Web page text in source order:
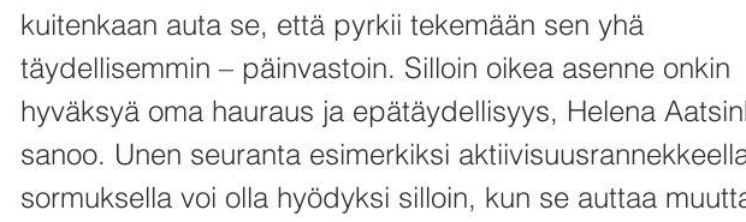
kuitenkaan auta se, että pyrkii tekemään sen yhä
täydellisemmin – päinvastoin. Silloin oikea asenne onkin
hyväksyä oma hauraus ja epätäydellisyys, Helena
sanoo. Unen seuranta esimerkiksi
sormuksella voi olla hyödyksi silloin, kun se auttaa